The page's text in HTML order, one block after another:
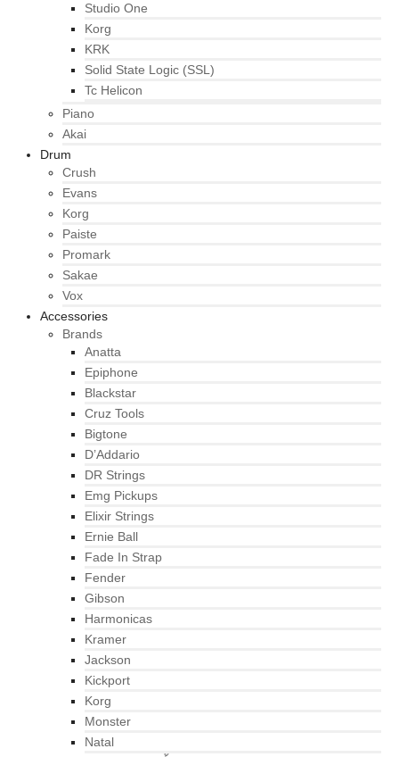
Studio One
Korg
KRK
Solid State Logic (SSL)
Tc Helicon
Piano
Akai
Drum
Crush
Evans
Korg
Paiste
Promark
Sakae
Vox
Accessories
Brands
Anatta
Epiphone
Blackstar
Cruz Tools
Bigtone
D’Addario
DR Strings
Emg Pickups
Elixir Strings
Ernie Ball
Fade In Strap
Fender
Gibson
Harmonicas
Kramer
Jackson
Kickport
Korg
Monster
Natal